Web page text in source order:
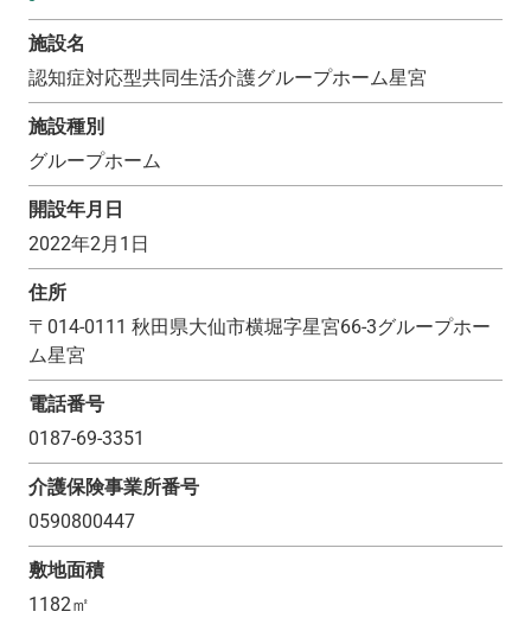
施設名
認知症対応型共同生活介護グループホーム星宮
施設種別
グループホーム
開設年月日
2022年2月1日
住所
〒 014-0111 秋田県大仙市横堀字星宮66-3グループホー
ム星宮
電話番号
0187-69-3351
介護保険事業所番号
0590800447
敷地面積
1182㎡